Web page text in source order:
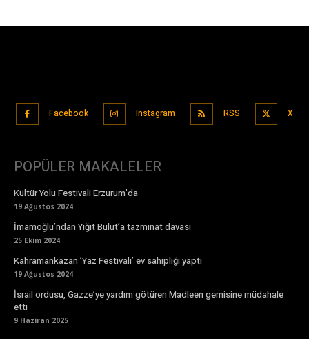
Facebook Instagram RSS X
POPÜLER MAKALELER
Kültür Yolu Festivali Erzurum’da
19 Ağustos 2024
İmamoğlu’ndan Yiğit Bulut’a tazminat davası
25 Ekim 2024
Kahramankazan ’Yaz Festivali’ ev sahipliği yaptı
19 Ağustos 2024
İsrail ordusu, Gazze’ye yardım götüren Madleen gemisine müdahale
etti
9 Haziran 2025